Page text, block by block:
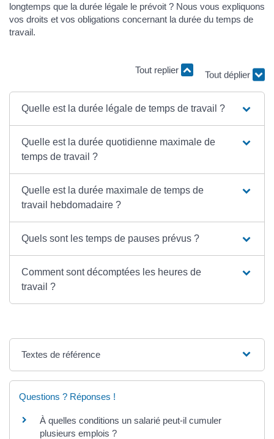
longtemps que la durée légale le prévoit ? Nous vous expliquons
vos droits et vos obligations concernant la durée du temps de
travail.
Tout replier
Tout déplier
Quelle est la durée légale de temps de travail ?
Quelle est la durée quotidienne maximale de
temps de travail ?
Quelle est la durée maximale de temps de
travail hebdomadaire ?
Quels sont les temps de pauses prévus ?
Comment sont décomptées les heures de
travail ?
Textes de référence
Questions ? Réponses !
À quelles conditions un salarié peut-il cumuler
plusieurs emplois ?